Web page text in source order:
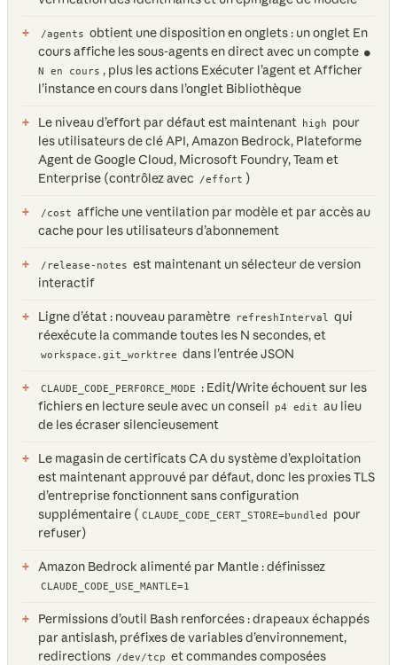
/agents obtient une disposition en onglets : un onglet En
cours affiche les sous-agents en direct avec un compte ●
N en cours , plus les actions Exécuter l’agent et Afficher
l’instance en cours dans l’onglet Bibliothèque
Le niveau d’effort par défaut est maintenant high
pour
les utilisateurs de clé API, Amazon Bedrock, Plateforme
Agent de Google Cloud, Microsoft Foundry, Team et
Enterprise (contrôlez avec
/effort )
/cost affiche une ventilation par modèle et par accès au
cache pour les utilisateurs d’abonnement
/release-notes est maintenant un sélecteur de version
interactif
Ligne d’état : nouveau paramètre refreshInterval
qui
réexécute la commande toutes les N secondes, et
workspace.git_worktree dans l’entrée JSON
CLAUDE_CODE_PERFORCE_MODE
: Edit/Write échouent sur les
fichiers en lecture seule avec un conseil
p4 edit au lieu
de les écraser silencieusement
Le magasin de certificats CA du système d’exploitation
est maintenant approuvé par défaut, donc les proxies TLS
d’entreprise fonctionnent sans configuration
supplémentaire ( CLAUDE_CODE_CERT_STORE=bundled
pour
refuser)
Amazon Bedrock alimenté par Mantle : définissez
CLAUDE_CODE_USE_MANTLE=1
Permissions d’outil Bash renforcées : drapeaux échappés
par antislash, préfixes de variables d’environnement,
redirections /dev/tcp et commandes composées